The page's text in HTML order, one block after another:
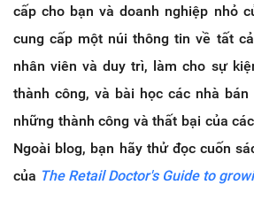
cấp cho bạn và doanh nghiệp nhỏ
cung cấp một núi thông tin về tất
nhân viên và duy trì, làm cho sự
thành công, và bài học các nhà
những thành công và thất bại của
Ngoài blog, bạn hãy thử đọc cuốn
của The Retail Doctor's Guide to